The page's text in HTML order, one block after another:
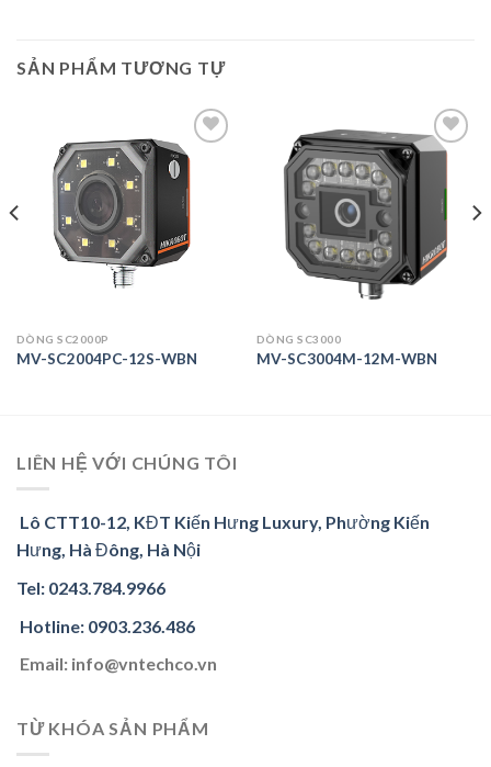
SẢN PHẨM TƯƠNG TỰ
Add to
wishlist
DÒNG SC2000P
MV-SC2004PC-12S-WBN
Add to
DÒNG SC3000
MV-SC3004M-12M-WBN
LIÊN HỆ VỚI CHÚNG TÔI
Lô CTT10-12, KĐT Kiến Hưng Luxury, Phường Kiến
Hưng, Hà Đông, Hà Nội
Tel: 0243.784.9966
Hotline: 0903.236.486
Email: info@vntechco.vn
TỪ KHÓA SẢN PHẨM